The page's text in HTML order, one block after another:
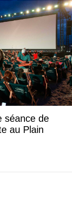
séance de
au Plain